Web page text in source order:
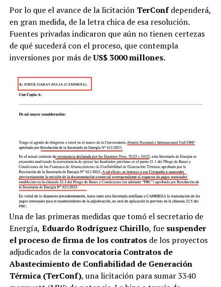
Por lo que el avance de la licitaciónTerConfdependerá,
en gran medida, de la letra chica de esa resolución.
Fuentes privadas indicaron que aún no tienen certezas
de qué sucederá con el proceso, que contempla
inversiones por más deUS$ 3000 millones.
Una de las primeras medidas que tomó el secretario de
Energía, Eduardo Rodríguez Chirillo, fue suspender
el proceso de firma de los contratosde los proyectos
adjudicados de la convocatoria Contratos de
Abastecimiento de Confiabilidad de Generación
Térmica (TerConf), una licitación para sumar 3340